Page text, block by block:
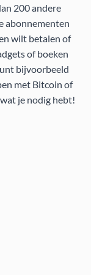
200 andere
abonnementen
wilt betalen of
of boeken
bijvoorbeeld
met Bitcoin of
je nodig hebt!